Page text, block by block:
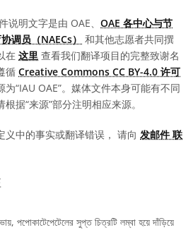
说明文字是由 OAE、 OAE 各中心与节
调员（NAECs）
和其他志愿者共同撰
在 这里 查看我们翻译项目的完整致谢名
循 Creative Commons CC BY-4.0 许可
“IAU OAE”。媒体文件本身可能有不同
据“来源”部分注明相应来源。
义中的事实或翻译错误， 请向 发邮件 联
পপোকাটেপেটেলের সুপ্ত চিত্রটি লম্বা হয়ে দাঁড়িয়ে